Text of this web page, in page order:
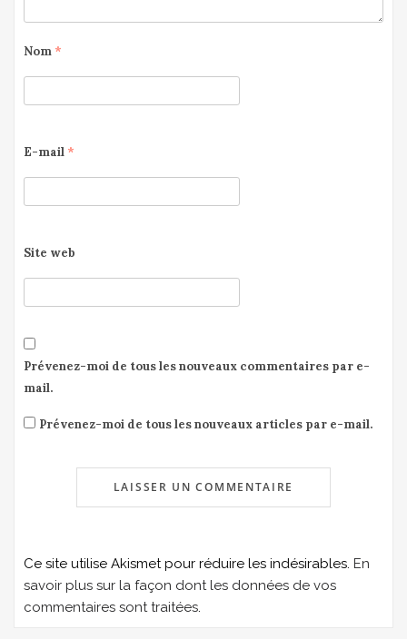
Nom *
E-mail *
Site web
Prévenez-moi de tous les nouveaux commentaires par e-
mail.
Prévenez-moi de tous les nouveaux articles par e-mail.
Ce site utilise Akismet pour réduire les indésirables. En
savoir plus sur la façon dont les données de vos
commentaires sont traitées.